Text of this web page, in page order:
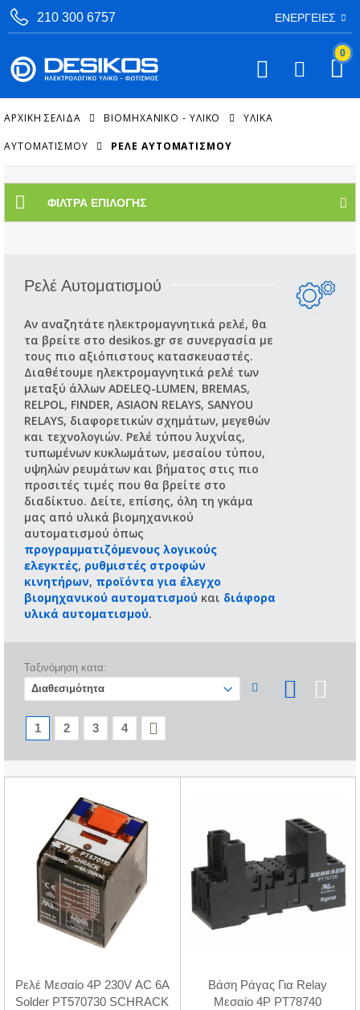
210 300 6757 ΕΝΈΡΓΕΙΕΣ
0
ΑΡΧΙΚΉ ΣΕΛΊΔΑ ΒΙΟΜΗΧΑΝΙΚΟ - ΥΛΙΚΟ ΥΛΙΚΆ
ΑΥΤΟΜΑΤΙΣΜΟΎ ΡΕΛΈ ΑΥΤΟΜΑΤΙΣΜΟΎ
ΦΊΛΤΡΑ ΕΠΙΛΟΓΉΣ
Ρελέ Αυτοματισμού
Αν αναζητάτε ηλεκτρομαγνητικά ρελέ, θα
τα βρείτε στο desikos.gr σε συνεργασία με
τους πιο αξιόπιστους κατασκευαστές.
Διαθέτουμε ηλεκτρομαγνητικά ρελέ των
μεταξύ άλλων ADELEQ-LUMEN, BREMAS,
RELPOL, FINDER, ASIAON RELAYS, SANYOU
RELAYS, διαφορετικών σχημάτων, μεγεθών
και τεχνολογιών. Ρελέ τύπου λυχνίας,
τυπωμένων κυκλωμάτων, μεσαίου τύπου,
υψηλών ρευμάτων και βήματος στις πιο
προσιτές τιμές που θα βρείτε στο
διαδίκτυο. Δείτε, επίσης, όλη τη γκάμα
μας από υλικά βιομηχανικού
αυτοματισμού όπως
προγραμματιζόμενους λογικούς
ελεγκτές, ρυθμιστές στροφών
κινητήρων, προϊόντα για έλεγχο
βιομηχανικού αυτοματισμού και διάφορα
υλικά αυτοματισμού.
Ταξινόμηση κατα:
1 2 3 4
Ρελέ Μεσαίο 4P 230V AC 6A
Solder PT570730 SCHRACK
Βάση Ράγας Για Relay
Μεσαίο 4P PT78740